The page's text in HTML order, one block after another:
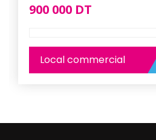
900 000 DT
Local commercial